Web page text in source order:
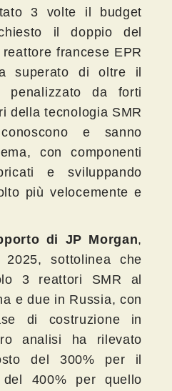
3 volte il budget
il doppio del
francese EPR
superato di oltre il
penalizzato da forti
della tecnologia SMR
e sanno
con componenti
e sviluppando
più velocemente e
di JP Morgan,
sottolinea che
3 reattori SMR al
e due in Russia, con
di costruzione in
analisi ha rilevato
del 300% per il
del 400% per quello